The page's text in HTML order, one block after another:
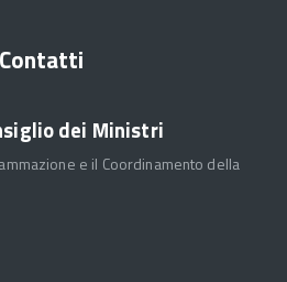
Contatti
dei Ministri
e il Coordinamento della